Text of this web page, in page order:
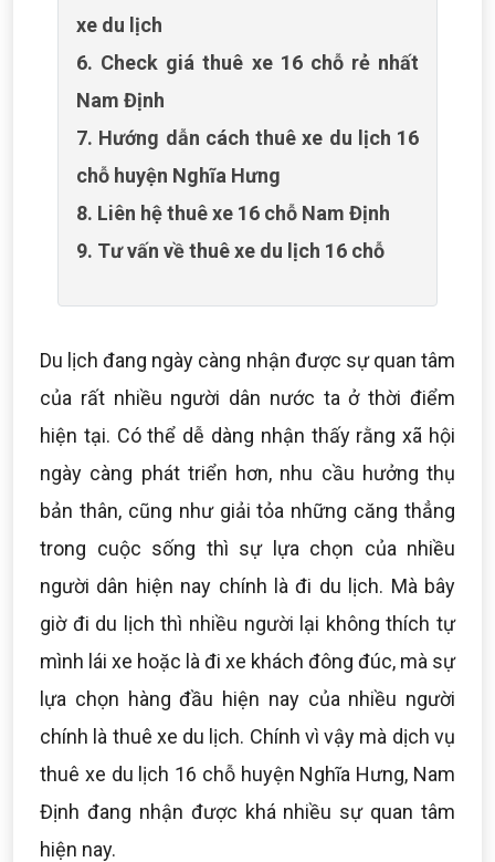
xe du lịch
6. Check giá thuê xe 16 chỗ rẻ nhất
Nam Định
7. Hướng dẫn cách thuê xe du lịch 16
chỗ huyện Nghĩa Hưng
8. Liên hệ thuê xe 16 chỗ Nam Định
9. Tư vấn về thuê xe du lịch 16 chỗ
Du lịch đang ngày càng nhận được sự quan tâm
của rất nhiều người dân nước ta ở thời điểm
hiện tại. Có thể dễ dàng nhận thấy rằng xã hội
ngày càng phát triển hơn, nhu cầu hưởng thụ
bản thân, cũng như giải tỏa những căng thẳng
trong cuộc sống thì sự lựa chọn của nhiều
người dân hiện nay chính là đi du lịch. Mà bây
giờ đi du lịch thì nhiều người lại không thích tự
mình lái xe hoặc là đi xe khách đông đúc, mà sự
lựa chọn hàng đầu hiện nay của nhiều người
chính là thuê xe du lịch. Chính vì vậy mà dịch vụ
thuê xe du lịch 16 chỗ huyện Nghĩa Hưng, Nam
Định đang nhận được khá nhiều sự quan tâm
hiện nay.